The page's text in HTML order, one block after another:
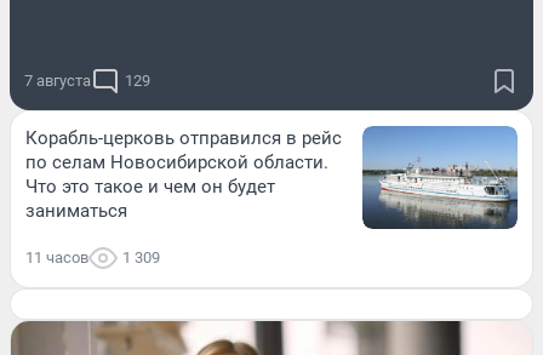
7 августа 129
Корабль-церковь отправился в рейс
по селам Новосибирской области.
Что это такое и чем он будет
заниматься
11 часов 1 309